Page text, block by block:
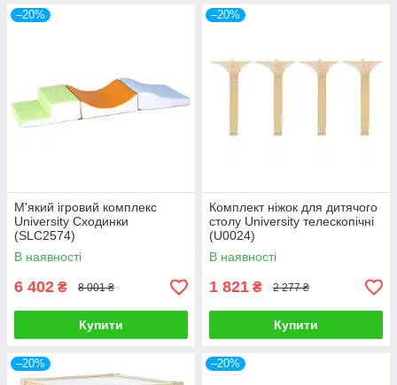
–20%
М'який ігровий комплекс
University Сходинки
(SLC2574)
В наявності
6 402 ₴ 8 001 ₴
Купити
–20%
Комплект ніжок для дитячого
столу University телескопічні
(U0024)
В наявності
1 821 ₴ 2 277 ₴
Купити
–20% –20%